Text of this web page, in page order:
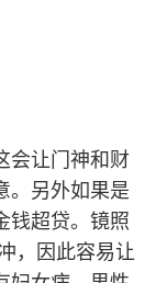
会让门神和财
。另外如果是
钱超贷。镜照
，因此容易让